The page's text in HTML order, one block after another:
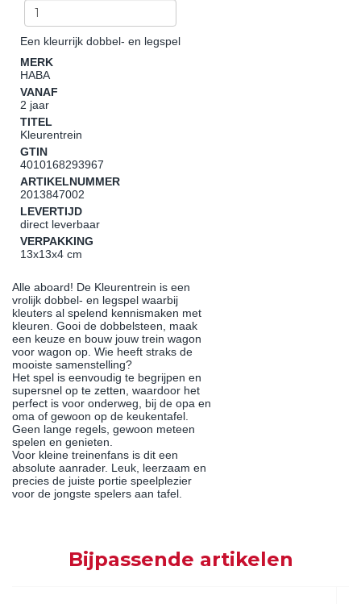
Een kleurrijk dobbel- en legspel
MERK
HABA
VANAF
2 jaar
TITEL
Kleurentrein
GTIN
4010168293967
ARTIKELNUMMER
2013847002
LEVERTIJD
direct leverbaar
VERPAKKING
13x13x4 cm
Alle aboard! De Kleurentrein is een
vrolijk dobbel- en legspel waarbij
kleuters al spelend kennismaken met
kleuren. Gooi de dobbelsteen, maak
een keuze en bouw jouw trein wagon
voor wagon op. Wie heeft straks de
mooiste samenstelling?
Het spel is eenvoudig te begrijpen en
supersnel op te zetten, waardoor het
perfect is voor onderweg, bij de opa en
oma of gewoon op de keukentafel.
Geen lange regels, gewoon meteen
spelen en genieten.
Voor kleine treinenfans is dit een
absolute aanrader. Leuk, leerzaam en
precies de juiste portie speelplezier
voor de jongste spelers aan tafel.
Bijpassende artikelen